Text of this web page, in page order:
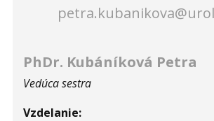
PhDr. Kubáníková Petra
Vedúca sestra
Vzdelanie: